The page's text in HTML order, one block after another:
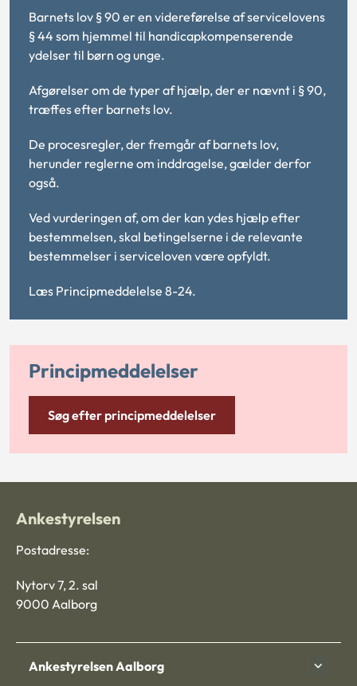
Barnets lov § 90 er en videreførelse af servicelovens
§ 44 som hjemmel til handicapkompenserende
ydelser til børn og unge.
Afgørelser om de typer af hjælp, der er nævnt i § 90,
træffes efter barnets lov.
De procesregler, der fremgår af barnets lov,
herunder reglerne om inddragelse, gælder derfor
også.
Ved vurderingen af, om der kan ydes hjælp efter
bestemmelsen, skal betingelserne i de relevante
bestemmelser i serviceloven være opfyldt.
Læs Principmeddelelse 8-24.
Principmeddelelser
Søg efter principmeddelelser
Ankestyrelsen
Postadresse:
Nytorv 7, 2. sal
9000 Aalborg
Ankestyrelsen Aalborg